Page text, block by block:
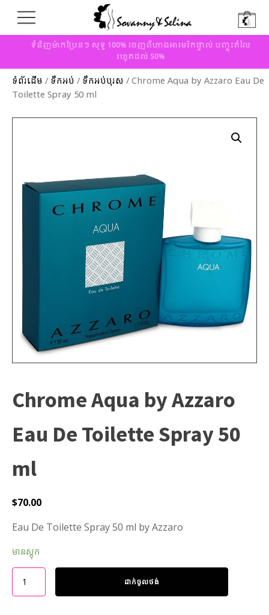
ទំនិញម៉ាកប្រែនៗ សុទ្ធ 100% ចេញពីហាងអាមេរិកផ្ទាល់ បញ្ចុះតំលៃ
រហូតដល់ 50%
ទំព័រដើម / ទឹកអប់ / ទឹកអប់បុរស / Chrome Aqua by Azzaro Eau De
Toilette Spray 50 ml
Chrome Aqua by Azzaro
Eau De Toilette Spray 50
ml
$70.00
Eau De Toilette Spray 50 ml by Azzaro
មានស្តុក
ដាក់ចូលថង់